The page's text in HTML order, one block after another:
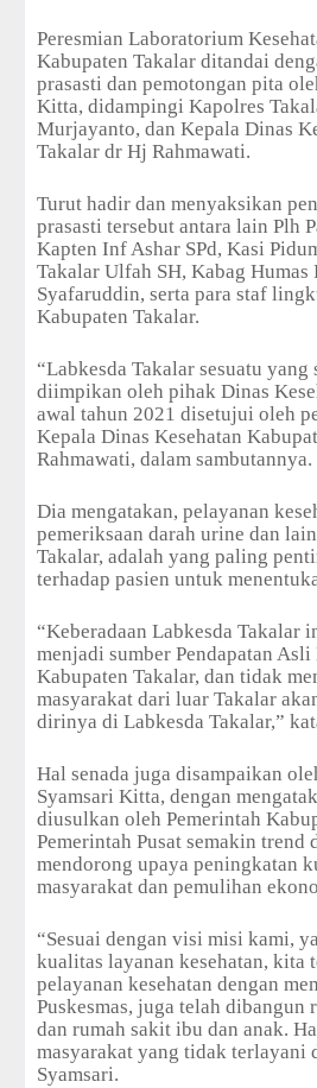
Peresmian Laboratorium
Kabupaten Takalar ditandai
prasasti dan pemotongan pita
Kitta, didampingi Kapolres
Murjayanto, dan Kepala Dinas
Takalar dr Hj Rahmawati.
Turut hadir dan menyaksikan
prasasti tersebut antara lain Plh
Kapten Inf Ashar SPd, Kasi
Takalar Ulfah SH, Kabag Humas
Syafaruddin, serta para staf
Kabupaten Takalar.
“Labkesda Takalar sesuatu yang
diimpikan oleh pihak Dinas
awal tahun 2021 disetujui oleh
Kepala Dinas Kesehatan
Rahmawati, dalam sambutannya.
Dia mengatakan, pelayanan
pemeriksaan darah urine dan
Takalar, adalah yang paling
terhadap pasien untuk
“Keberadaan Labkesda Takalar
menjadi sumber Pendapatan
Kabupaten Takalar, dan tidak
masyarakat dari luar Takalar
dirinya di Labkesda Takalar,”
Hal senada juga disampaikan
Syamsari Kitta, dengan
diusulkan oleh Pemerintah
Pemerintah Pusat semakin
mendorong upaya peningkatan
masyarakat dan pemulihan
“Sesuai dengan visi misi kami,
kualitas layanan kesehatan, kita
pelayanan kesehatan dengan
Puskesmas, juga telah dibangun
dan rumah sakit ibu dan anak.
masyarakat yang tidak terlayani
Syamsari.